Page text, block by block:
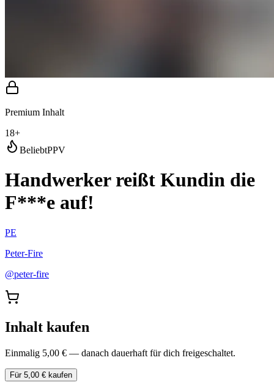
Premium Inhalt
18+
BeliebtPPV
Handwerker reißt Kundin die
F***e auf!
PE
Peter-Fire
@peter-fire
Inhalt kaufen
Einmalig 5,00 € — danach dauerhaft für dich freigeschaltet.
Für 5,00 € kaufen